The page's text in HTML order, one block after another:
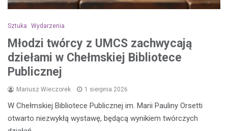
Sztuka Wydarzenia
Młodzi twórcy z UMCS zachwycają
dziełami w Chełmskiej Bibliotece
Publicznej
Mariusz Wieczorek 1 sierpnia 2026
W Chełmskiej Bibliotece Publicznej im. Marii Pauliny Orsetti
otwarto niezwykłą wystawę, będącą wynikiem twórczych